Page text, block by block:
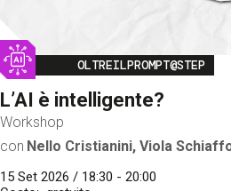
Image
OLTREILPROMPT@STEP
L’AI è intelligente?
Workshop
con Nello Cristianini, Viola
15 Set 2026 / 18:30 - 20:00